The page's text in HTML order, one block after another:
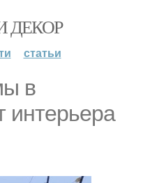
ДЕКОР
статьи
в
интерьера